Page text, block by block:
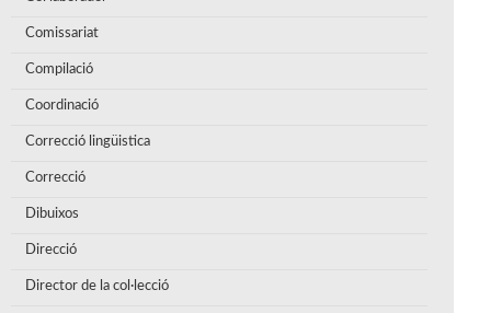
Comissariat
Compilació
Coordinació
Correcció lingüistica
Correcció
Dibuixos
Direcció
Director de la col·lecció